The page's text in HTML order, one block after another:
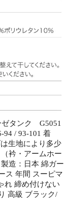
ゼタンク G5051
94 / 93-101 着
生地により多少
衿・アームホー
造：日本 綿ガー
ス 年間 スーピマ
れ 締め付けない
高級 ブラック/